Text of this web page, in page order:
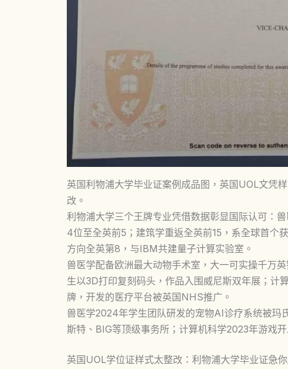
英国利物浦大学毕业证案例成品图，英国UOL文凭
改。
利物浦大学三个王牌专业凭借数据彰显国际认可：
4位至全英前5；建筑学重返全英前15，系全球首个
方向全英第8，与IBM共建量子计算实验室。
兽医学配备欧洲最大动物手术室，大一可实操千万
生以3D打印复刻码头，作品入围威尼斯双年展；计
牌，开发的医疗平台被英国NHS推广。
兽医学2024年学生团队研发的宠物AI诊疗系统被玛
斯特、BIG等顶级事务所；计算机科学2023年游戏
英国UOL学位证样式太整改：利物浦大学毕业证急